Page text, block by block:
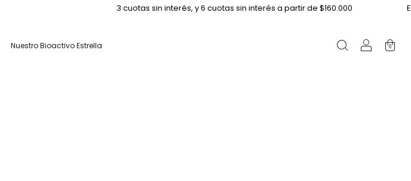
3 cuotas sin interés, y 6 cuotas sin interés a partir de $160.000
Nuestro Bioactivo Estrella 0